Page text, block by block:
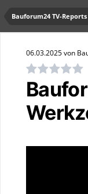
Bauforum24 TV-Reports
06.03.2025 von